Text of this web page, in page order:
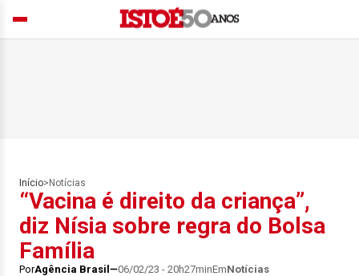
Início> Notícias
“Vacina é direito da criança”,
diz Nísia sobre regra do Bolsa
Família
PorAgência Brasil 06/02/23 - 20h27minEmNotícias